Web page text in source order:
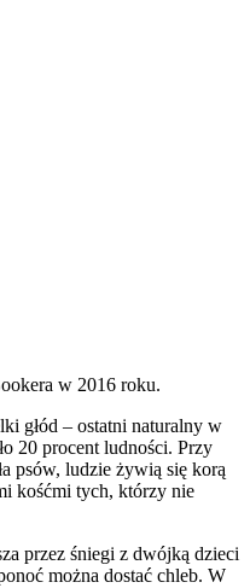
w 2016 roku.
głód – ostatni naturalny w
20 procent ludności. Przy
psów, ludzie żywią się korą
kośćmi tych, którzy nie
przez śniegi z dwójką dzieci
można dostać chleb. W